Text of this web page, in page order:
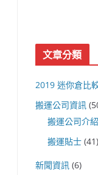
文章分類
2019 迷你倉比
搬運公司資訊
搬運公司介紹
搬運貼士 (41)
新聞資訊 (6)